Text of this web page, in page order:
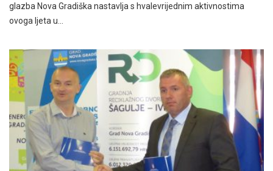
glazba Nova Gradiška nastavlja s hvalevrijednim aktivnostima
ovoga ljeta u…